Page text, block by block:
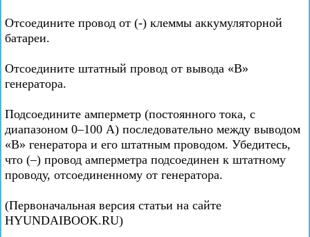
Отсоедините провод от (-) клеммы аккумуляторной
батареи.
Отсоедините штатный провод от вывода «В»
генератора.
Подсоедините амперметр (постоянного тока, с
диапазоном 0–100 А) последовательно между выводом
«В» генератора и его штатным проводом. Убедитесь,
что (–) провод амперметра подсоединен к штатному
проводу, отсоединенному от генератора.
(Первоначальная версия статьи на сайте
HYUNDAIBOOK.RU)